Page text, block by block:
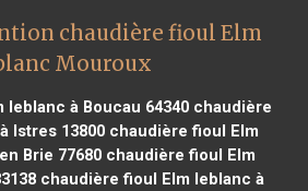
chaudière fioul Elm
Mouroux
à Boucau 64340chaudière
Istres 13800chaudière fioul Elm
Brie 77680 chaudière fioul Elm
chaudière fioul Elm leblanc à